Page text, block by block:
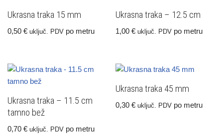
Ukrasna traka 15 mm
0,50 € uključ. PDV po metru
Ukrasna traka – 12.5 cm
1,00€ uključ. PDV po metru
Ukrasna traka – 11.5 cm
tamno bež
0,70 € uključ. PDV po metru
Ukrasna traka 45 mm
0,30€ uključ. PDV po metru